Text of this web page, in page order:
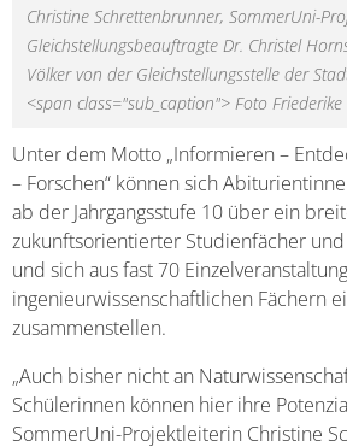
Christine Schrettenbrunner, SommerUni-
Gleichstellungsbeauftragte Dr. Christel
Völker von der Gleichstellungsstelle der
<span class="sub_caption"> Foto
Unter dem Motto „Informieren –
– Forschen“ können sich
ab der Jahrgangsstufe 10 über ein
zukunftsorientierter Studienfächer
und sich aus fast 70
ingenieurwissenschaftlichen Fächern
zusammenstellen.
„Auch bisher nicht an
Schülerinnen können hier ihre
SommerUni-Projektleiterin Christine